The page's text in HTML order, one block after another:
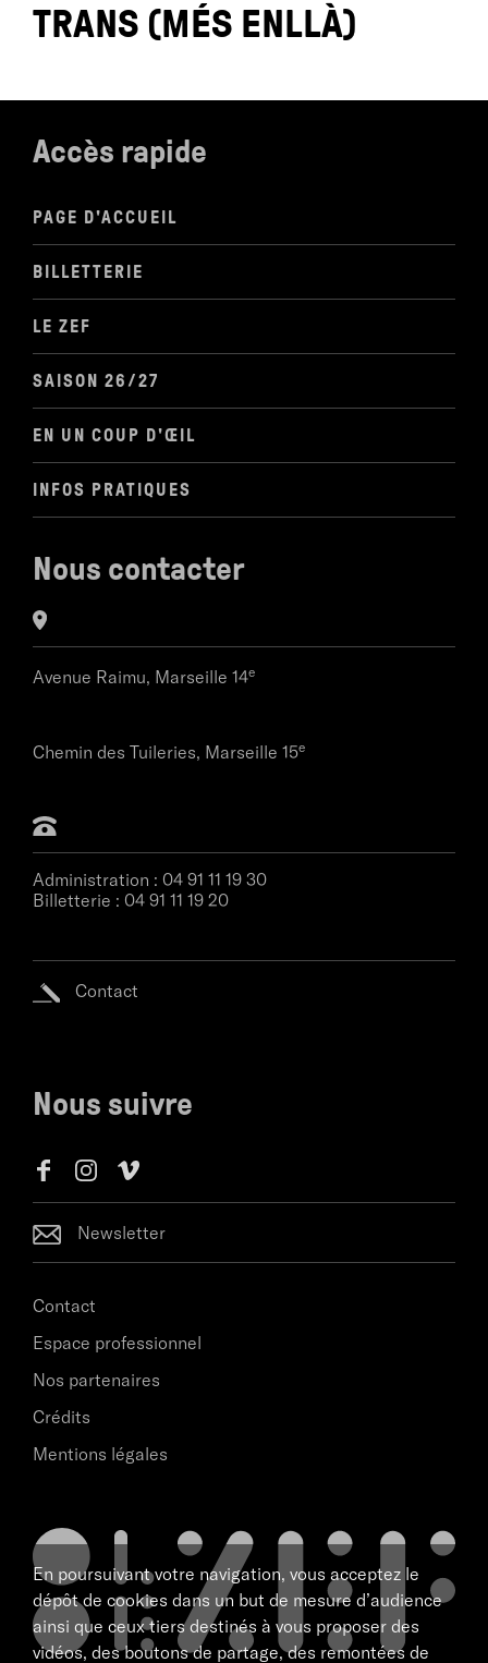
TRANS (MÉS ENLLÀ)
Accès rapide
PAGE D'ACCUEIL
BILLETTERIE
LE ZEF
SAISON 26/27
EN UN COUP D'ŒIL
INFOS PRATIQUES
Nous contacter
Avenue Raimu, Marseille 14e
Chemin des Tuileries, Marseille 15e
Administration : 04 91 11 19 30
Billetterie : 04 91 11 19 20
Contact
Nous suivre
Newsletter
Contact
Espace professionnel
Nos partenaires
Crédits
Mentions légales
En poursuivant votre navigation, vous acceptez le
dépôt de cookies dans un but de mesure d’audience
ainsi que ceux tiers destinés à vous proposer des
vidéos, des boutons de partage, des remontées de